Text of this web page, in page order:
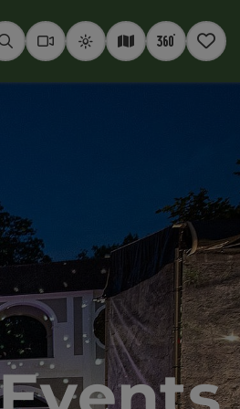
SuchenWebcams
WetterInteraktive
360°